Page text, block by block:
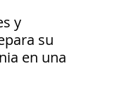
y
su
en una